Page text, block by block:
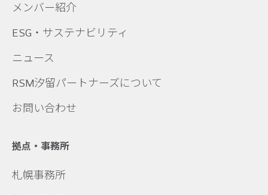
メンバー紹介
ESG・サステナビリティ
ニュース
RSM汐留パートナーズについて
お問い合わせ
拠点・事務所
札幌事務所